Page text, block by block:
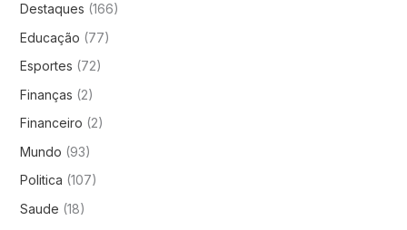
Destaques (166)
Educação (77)
Esportes (72)
Finanças (2)
Financeiro (2)
Mundo (93)
Politica (107)
Saude (18)